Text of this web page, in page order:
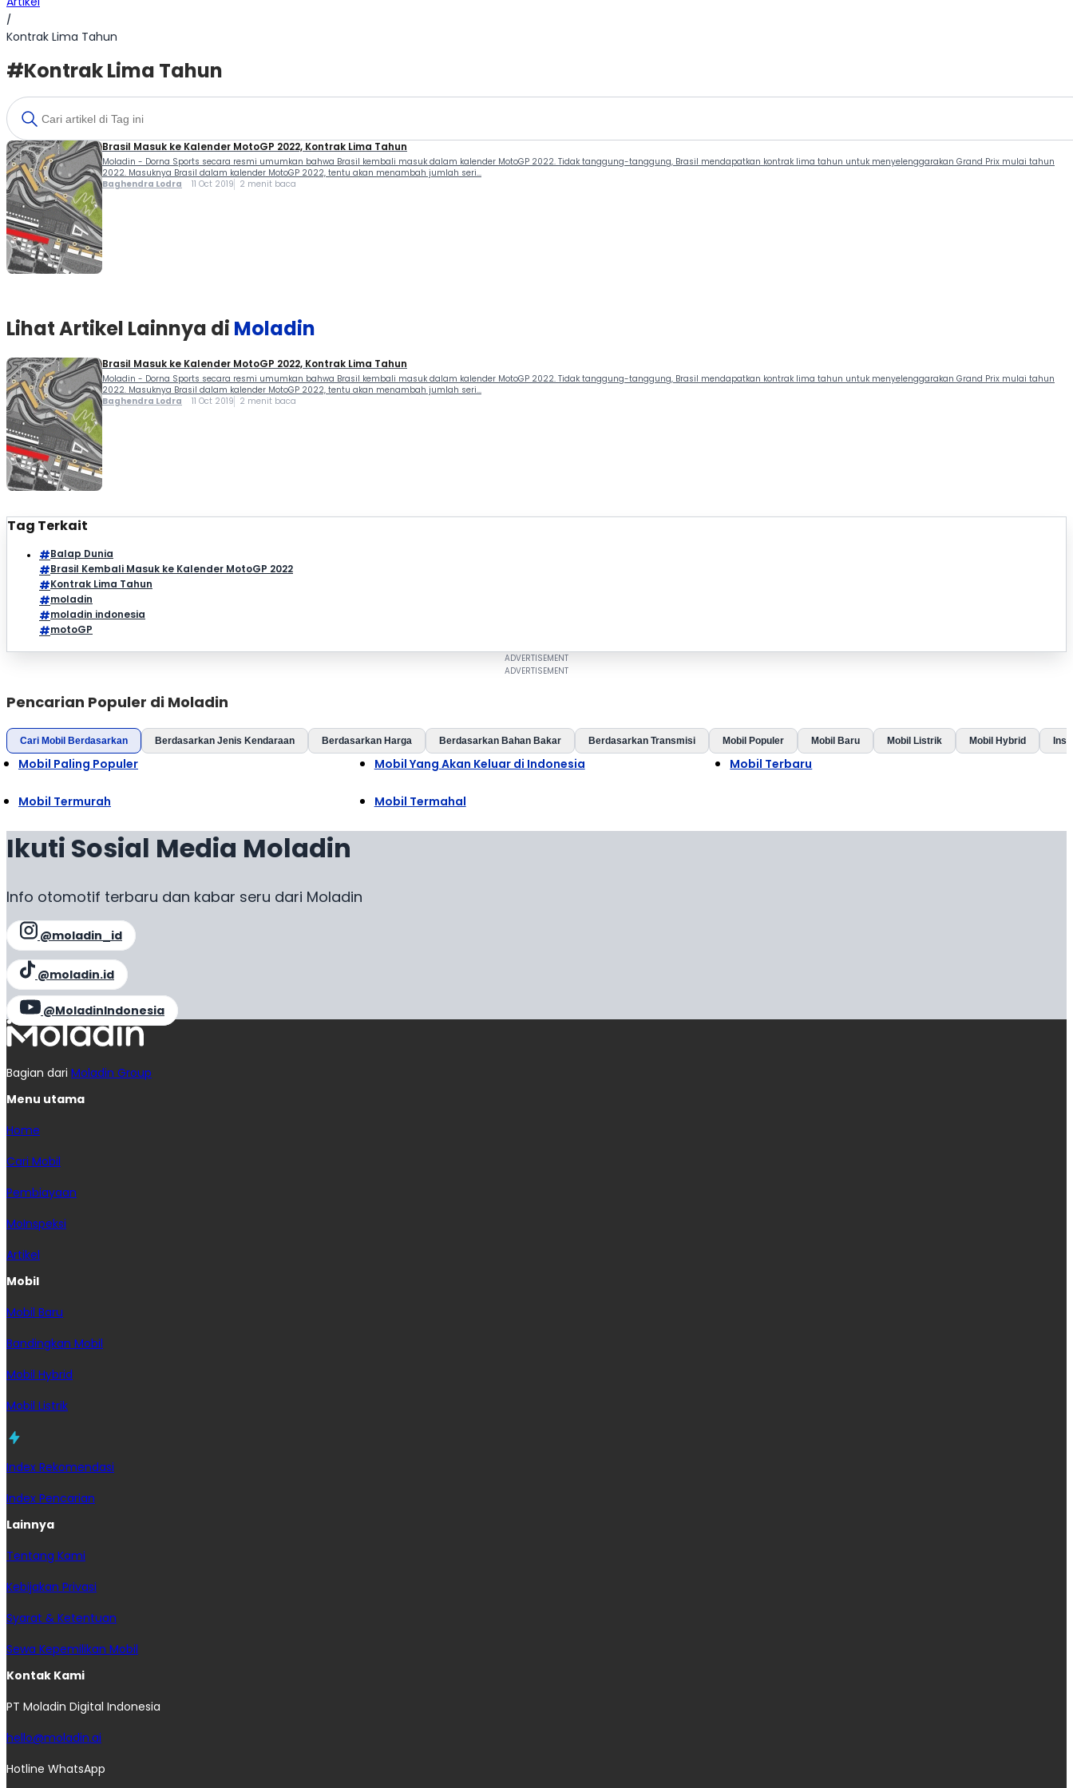
/
Kontrak Lima Tahun
#Kontrak Lima Tahun
Brasil Masuk ke Kalender MotoGP 2022, Kontrak Lima Tahun
Moladin - Dorna Sports secara resmi umumkan bahwa Brasil kembali masuk dalam kalender MotoGP 2022. Tidak tanggung-tanggung, Brasil mendapatkan kontrak lima tahun untuk menyelenggarakan Grand Prix mulai tahun
2022. Masuknya Brasil dalam kalender MotoGP 2022, tentu akan menambah jumlah seri...
Baghendra Lodra 11 Oct 2019 2 menit baca
Lihat Artikel Lainnya di Moladin
Brasil Masuk ke Kalender MotoGP 2022, Kontrak Lima Tahun
Moladin - Dorna Sports secara resmi umumkan bahwa Brasil kembali masuk dalam kalender MotoGP 2022. Tidak tanggung-tanggung, Brasil mendapatkan kontrak lima tahun untuk menyelenggarakan Grand Prix mulai tahun
2022. Masuknya Brasil dalam kalender MotoGP 2022, tentu akan menambah jumlah seri...
Baghendra Lodra 11 Oct 2019 2 menit baca
Tag Terkait
Balap Dunia
Brasil Kembali Masuk ke Kalender MotoGP 2022
Kontrak Lima Tahun
moladin
moladin indonesia
motoGP
Pencarian Populer di Moladin
Cari Mobil Berdasarkan Berdasarkan Jenis Kendaraan Berdasarkan Harga Berdasarkan Bahan Bakar Berdasarkan Transmisi Mobil Populer Mobil Baru Mobil Listrik Mobil Hybrid
Mobil Paling Populer Mobil Yang Akan Keluar di Indonesia Mobil Terbaru
Mobil Termurah Mobil Termahal
Ikuti Sosial Media Moladin
Info otomotif terbaru dan kabar seru dari Moladin
@moladin_id
@moladin.id
@MoladinIndonesia
Bagian dari Moladin Group
Menu utama
Home
Cari Mobil
Pembiayaan
MoInspeksi
Artikel
Mobil
Mobil Baru
Bandingkan Mobil
Mobil Hybrid
Mobil Listrik
Index Rekomendasi
Index Pencarian
Lainnya
Tentang Kami
Kebijakan Privasi
Syarat & Ketentuan
Sewa Kepemilikan Mobil
Kontak Kami
PT Moladin Digital Indonesia
hello@moladin.ai
Hotline WhatsApp